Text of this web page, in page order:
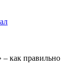
как правильно